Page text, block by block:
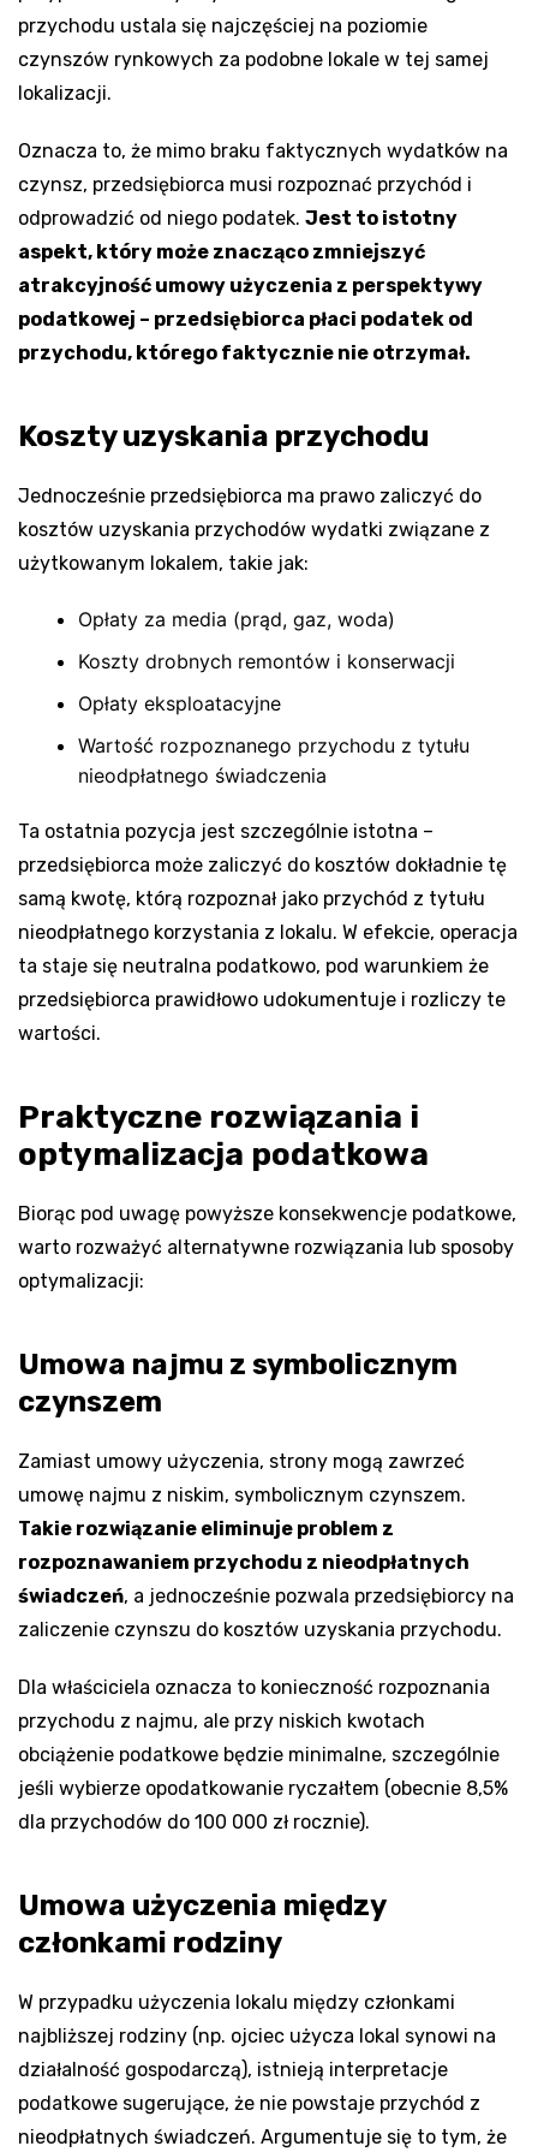
przychodu ustala się najczęściej na poziomie
czynszów rynkowych za podobne lokale w tej samej
lokalizacji.
Oznacza to, że mimo braku faktycznych wydatków na
czynsz, przedsiębiorca musi rozpoznać przychód i
odprowadzić od niego podatek. Jest to istotny
aspekt, który może znacząco zmniejszyć
atrakcyjność umowy użyczenia z perspektywy
podatkowej – przedsiębiorca płaci podatek od
przychodu, którego faktycznie nie otrzymał.
Koszty uzyskania przychodu
Jednocześnie przedsiębiorca ma prawo zaliczyć do
kosztów uzyskania przychodów wydatki związane z
użytkowanym lokalem, takie jak:
Opłaty za media (prąd, gaz, woda)
Koszty drobnych remontów i konserwacji
Opłaty eksploatacyjne
Wartość rozpoznanego przychodu z tytułu
nieodpłatnego świadczenia
Ta ostatnia pozycja jest szczególnie istotna –
przedsiębiorca może zaliczyć do kosztów dokładnie tę
samą kwotę, którą rozpoznał jako przychód z tytułu
nieodpłatnego korzystania z lokalu. W efekcie, operacja
ta staje się neutralna podatkowo, pod warunkiem że
przedsiębiorca prawidłowo udokumentuje i rozliczy te
wartości.
Praktyczne rozwiązania i
optymalizacja podatkowa
Biorąc pod uwagę powyższe konsekwencje podatkowe,
warto rozważyć alternatywne rozwiązania lub sposoby
optymalizacji:
Umowa najmu z symbolicznym
czynszem
Zamiast umowy użyczenia, strony mogą zawrzeć
umowę najmu z niskim, symbolicznym czynszem.
Takie rozwiązanie eliminuje problem z
rozpoznawaniem przychodu z nieodpłatnych
świadczeń, a jednocześnie pozwala przedsiębiorcy na
zaliczenie czynszu do kosztów uzyskania przychodu.
Dla właściciela oznacza to konieczność rozpoznania
przychodu z najmu, ale przy niskich kwotach
obciążenie podatkowe będzie minimalne, szczególnie
jeśli wybierze opodatkowanie ryczałtem (obecnie 8,5%
dla przychodów do 100 000 zł rocznie).
Umowa użyczenia między
członkami rodziny
W przypadku użyczenia lokalu między członkami
najbliższej rodziny (np. ojciec użycza lokal synowi na
działalność gospodarczą), istnieją interpretacje
podatkowe sugerujące, że nie powstaje przychód z
nieodpłatnych świadczeń. Argumentuje się to tym, że